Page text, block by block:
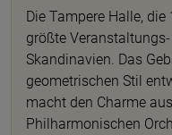
Die Tampere Halle,
größte
Skandinavien. Das
geometrischen Stil
macht den Charme
Philharmonischen